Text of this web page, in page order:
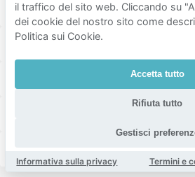
Place Jules Guesde
Musée d'histoire de la Ville de
Place du Général-de-Gaulle
il traffico del sito web. Cliccando su
dei cookie del nostro sito come
Politica sui Cookie.
Accetta tutto
Rifiuta tutto
Gestisci
Informativa sulla privacy Termini e